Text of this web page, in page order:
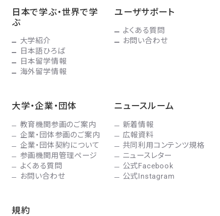
日本で学ぶ・世界で学
ぶ
大学紹介
日本語ひろば
日本留学情報
海外留学情報
ユーザサポート
よくある質問
お問い合わせ
大学・企業・団体
教育機関参画のご案内
企業・団体参画のご案内
企業・団体契約について
参画機関用管理ページ
よくある質問
お問い合わせ
ニュースルーム
新着情報
広報資料
共同利用コンテンツ規格
ニュースレター
公式Facebook
公式Instagram
規約